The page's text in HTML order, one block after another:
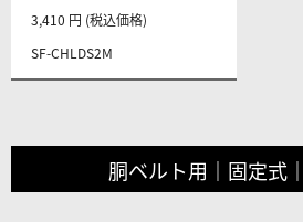
SF-CHLDS2M
3,410 円 (税込価格)
胴ベルト用｜固定式